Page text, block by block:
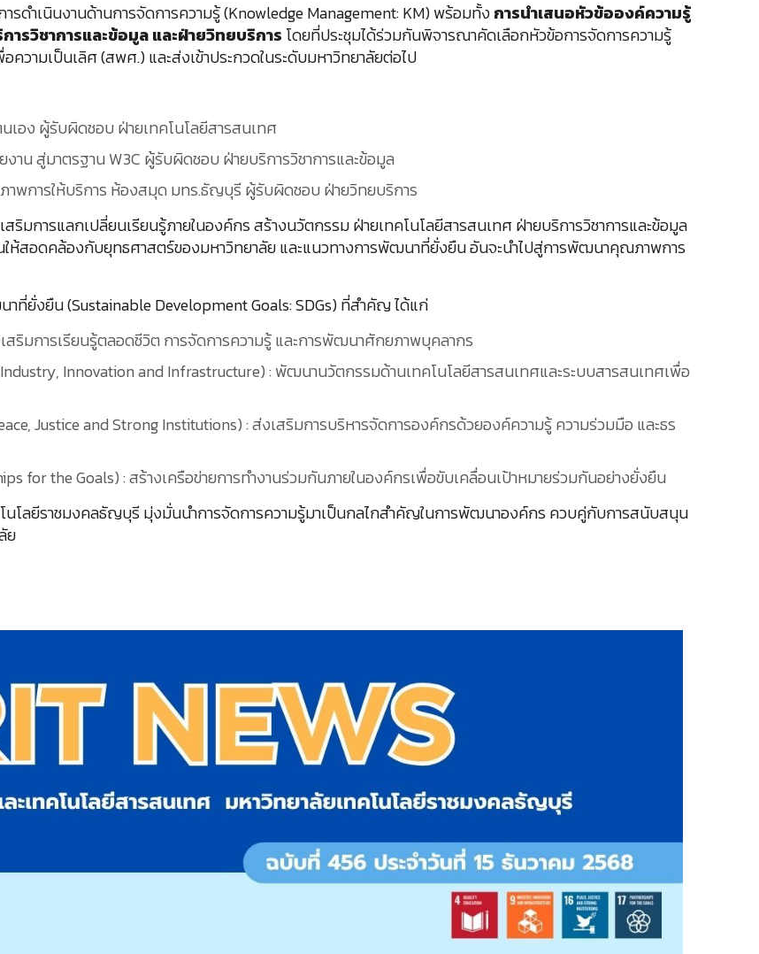
รดำเนินงานด้านการจัดการความรู้ (Knowledge Management: KM) พร้อมทั้งการนำเสนอหัวข้อองค์ความรู้
ารวิชาการและข้อมูล และฝ่ายวิทยบริการ โดยที่ประชุมได้ร่วมกันพิจารณาคัดเลือกหัวข้อการจัดการความรู้
ามเป็นเลิศ (สพศ.) และส่งเข้าประกวดในระดับมหาวิทยาลัยต่อไป
เอง ผู้รับผิดชอบ ฝ่ายเทคโนโลยีสารสนเทศ
าน สู่มาตรฐาน W3C ผู้รับผิดชอบ ฝ่ายบริการวิชาการและข้อมูล
พการให้บริการ ห้องสมุด มทร.ธัญบุรี ผู้รับผิดชอบ ฝ่ายวิทยบริการ
ริมการแลกเปลี่ยนเรียนรู้ภายในองค์กร สร้างนวัตกรรม ฝ่ายเทคโนโลยีสารสนเทศ ฝ่ายบริการวิชาการและข้อมูล
ให้สอดคล้องกับยุทธศาสตร์ของมหาวิทยาลัย และแนวทางการพัฒนาที่ยั่งยืน อันจะนำไปสู่การพัฒนาคุณภาพการ
ที่ยั่งยืน (Sustainable Development Goals: SDGs) ที่สำคัญ ได้แก่
ริมการเรียนรู้ตลอดชีวิต การจัดการความรู้ และการพัฒนาศักยภาพบุคลากร
Innovation and Infrastructure) : พัฒนานวัตกรรมด้านเทคโนโลยีสารสนเทศและระบบสารสนเทศเพื่อ
Justice and Strong Institutions) : ส่งเสริมการบริหารจัดการองค์กรด้วยองค์ความรู้ ความร่วมมือ และธร
for the Goals) : สร้างเครือข่ายการทำงานร่วมกันภายในองค์กรเพื่อขับเคลื่อนเป้าหมายร่วมกันอย่างยั่งยืน
นโลยีราชมงคลธัญบุรี มุ่งมั่นนำการจัดการความรู้มาเป็นกลไกสำคัญในการพัฒนาองค์กร ควบคู่กับการสนับสนุน
ย